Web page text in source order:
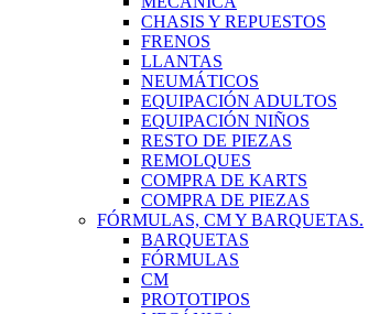
CHASIS Y REPUESTOS
FRENOS
LLANTAS
NEUMÁTICOS
EQUIPACIÓN ADULTOS
EQUIPACIÓN NIÑOS
RESTO DE PIEZAS
REMOLQUES
COMPRA DE KARTS
COMPRA DE PIEZAS
FÓRMULAS, CM Y BARQUETAS.
BARQUETAS
FÓRMULAS
CM
PROTOTIPOS